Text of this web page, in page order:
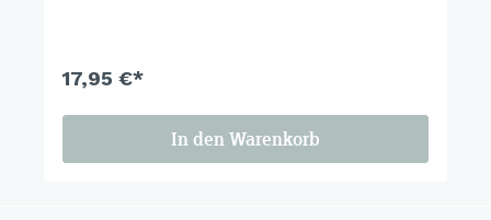
17,95 €*
In den Warenkorb